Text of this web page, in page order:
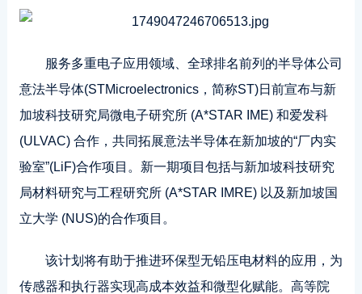
服务多重电子应用领域、全球排名前列的半导体公司
意法半导体(STMicroelectronics，简称ST)日前宣布与新
加坡科技研究局微电子研究所 (A*STAR IME) 和爱发科
(ULVAC) 合作，共同拓展意法半导体在新加坡的“厂内实
验室”(LiF)合作项目。新一期项目包括与新加坡科技研究
局材料研究与工程研究所 (A*STAR IMRE) 以及新加坡国
立大学 (NUS)的合作项目。
该计划将有助于推进环保型无铅压电材料的应用，为
传感器和执行器实现高成本效益和微型化赋能。高等院